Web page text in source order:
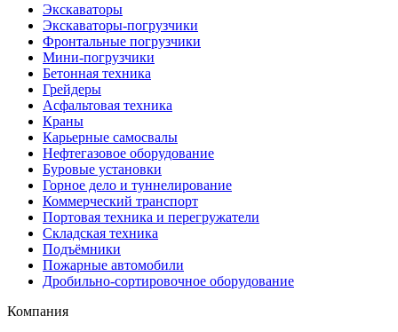
Экскаваторы
Экскаваторы-погрузчики
Фронтальные погрузчики
Мини-погрузчики
Бетонная техника
Грейдеры
Асфальтовая техника
Краны
Карьерные самосвалы
Нефтегазовое оборудование
Буровые установки
Горное дело и туннелирование
Коммерческий транспорт
Портовая техника и перегружатели
Складская техника
Подъёмники
Пожарные автомобили
Дробильно-сортировочное оборудование
Компания